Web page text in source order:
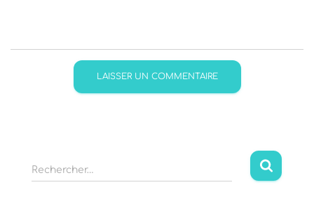
R
e
Rechercher…